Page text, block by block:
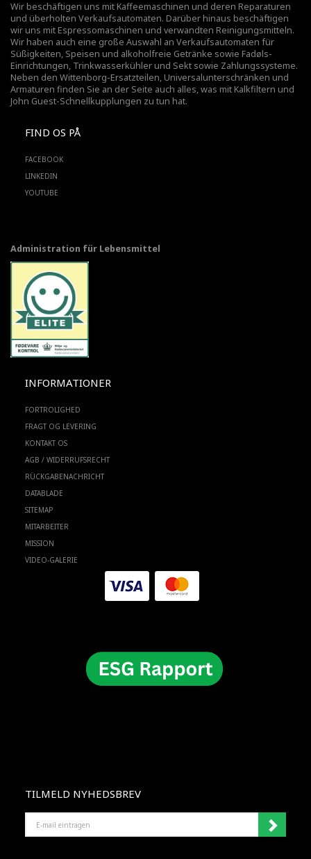
Wir beschäftigen uns mit Kaffeemaschinen und deren Reparaturen
und überholten Verkaufsautomaten. Darüber hinaus beschäftigen
wir uns mit Espressomaschinen und verwandten Reinigungsmitteln.
Wir haben auch eine große Auswahl an Verkaufsautomaten für
Süßigkeiten, Speisen und alkoholfreie Getränke sowie Fadøls-
Einrichtungen, Trinkwasserkühler und Sekt sowie Zahlungssysteme.
Neben den Wittenborg-Ersatzteilen, Universalunterschränken und
Armaturen finden Sie an der Seite auch alles, was mit Kalkfiltern und
John Guest-Schnellkupplungen zu tun hat.
FIND OS PÅ
FACEBOOK
LINKEDIN
YOUTUBE
Administration für Lebensmittel
INFORMATIONER
FORTROLIGHED
FRAGT OG LEVERING
KONTAKT OS
AGB / WIDERRUFSRECHT
RÜCKGABENACHRICHT
DATABLADE
SITEMAP
MITARBEITER
MISSION
VIDEO-GALERIE
TILMELD NYHEDSBREV
MAIL
EINTRAGEN